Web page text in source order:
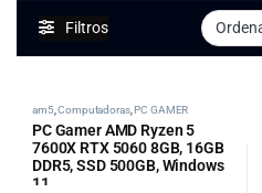
Filtros
am5,Computadoras,PC GAMER
PC Gamer AMD Ryzen 5
7600X RTX 5060 8GB, 16GB
DDR5, SSD 500GB, Windows
11